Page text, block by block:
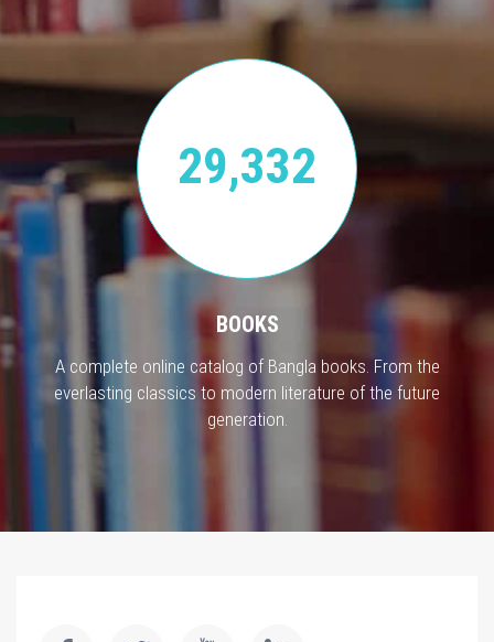
29,332
BOOKS
A complete online catalog of Bangla books. From the
everlasting classics to modern literature of the future
generation.